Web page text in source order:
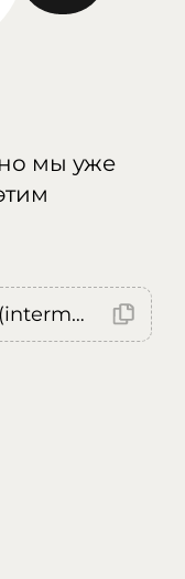
мы уже
Error: (intermediate value)(intermediate value)(intermediate value).replaceAll is not a function